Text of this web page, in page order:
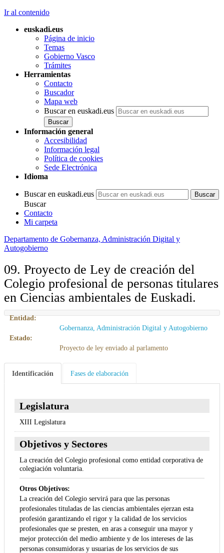
Ir al contenido
euskadi.eus
Página de inicio
Temas
Gobierno Vasco
Trámites
Herramientas
Contacto
Buscador
Mapa web
Buscar en euskadi.eus
Información general
Accesibilidad
Información legal
Política de cookies
Sede Electrónica
Idioma
Buscar en euskadi.eus
Buscar
Contacto
Mi carpeta
Departamento de Gobernanza, Administración Digital y
Autogobierno
09. Proyecto de Ley de creación del
Colegio profesional de personas titulares
en Ciencias ambientales de Euskadi.
Entidad:
Gobernanza, Administración Digital y Autogobierno
Estado:
Proyecto de ley enviado al parlamento
Identificación Fases de elaboración
Legislatura
XIII Legislatura
Objetivos y Sectores
La creación del Colegio profesional como entidad corporativa de
colegiación voluntaria.
Otros Objetivos:
La creación del Colegio servirá para que las personas
profesionales tituladas de las ciencias ambientales ejerzan esta
profesión garantizando el rigor y la calidad de los servicios
profesionales que se presten, en aras a conseguir una mayor y
mejor protección del medio ambiente y de los intereses de las
personas consumidoras y usuarias de los servicios de sus